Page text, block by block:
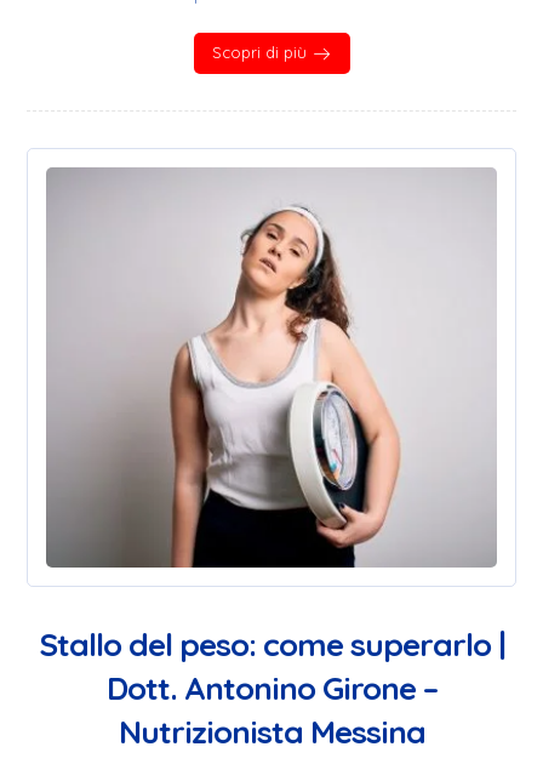
Scopri di più
Stallo del peso: come superarlo |
Dott. Antonino Girone –
Nutrizionista Messina